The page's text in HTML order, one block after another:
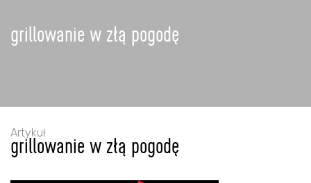
grillowanie w złą pogodę
Artykuł
grillowanie w złą pogodę